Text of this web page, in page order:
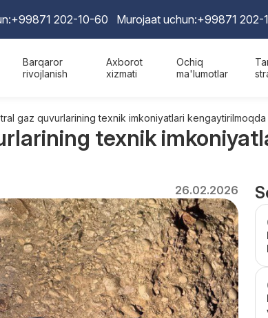
+99871 202-10-60 Murojaat uchun:+99871 202-
Barqaror
rivojlanish
Axborot
xizmati
Ochiq
ma'lumotlar
gaz quvurlarining texnik imkoniyatlari kengaytirilmoqda
texnik
26.02.2026